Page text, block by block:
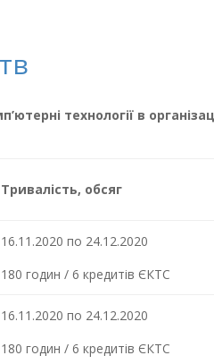
технології в
Тривалість, обсяг
16.11.2020 по 24.12.2020
180 годин / 6 кредитів ЄКТС
16.11.2020 по 24.12.2020
180 годин / 6 кредитів ЄКТС